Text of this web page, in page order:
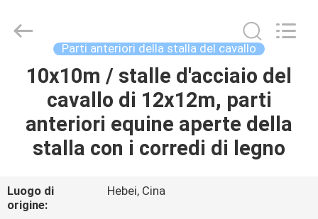
CASA
PRODOTTI
NOI
metal
products
Reserved.
Parti anteriori della stalla del cavallo
10x10m / stalle d'acciaio del
cavallo di 12x12m, parti
anteriori equine aperte della
stalla con i corredi di legno
Luogo di
origine:
Hebei, Cina